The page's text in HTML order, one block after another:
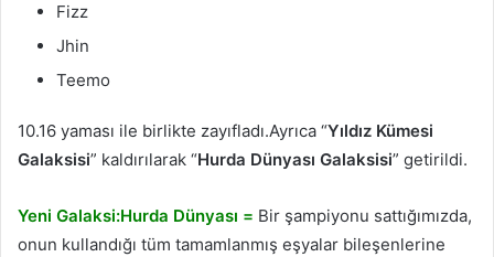
Fizz
Jhin
Teemo
10.16 yaması ile birlikte zayıfladı.Ayrıca “Yıldız Kümesi
Galaksisi” kaldırılarak “Hurda Dünyası Galaksisi” getirildi.
Yeni Galaksi:Hurda Dünyası = Bir şampiyonu sattığımızda,
onun kullandığı tüm tamamlanmış eşyalar bileşenlerine